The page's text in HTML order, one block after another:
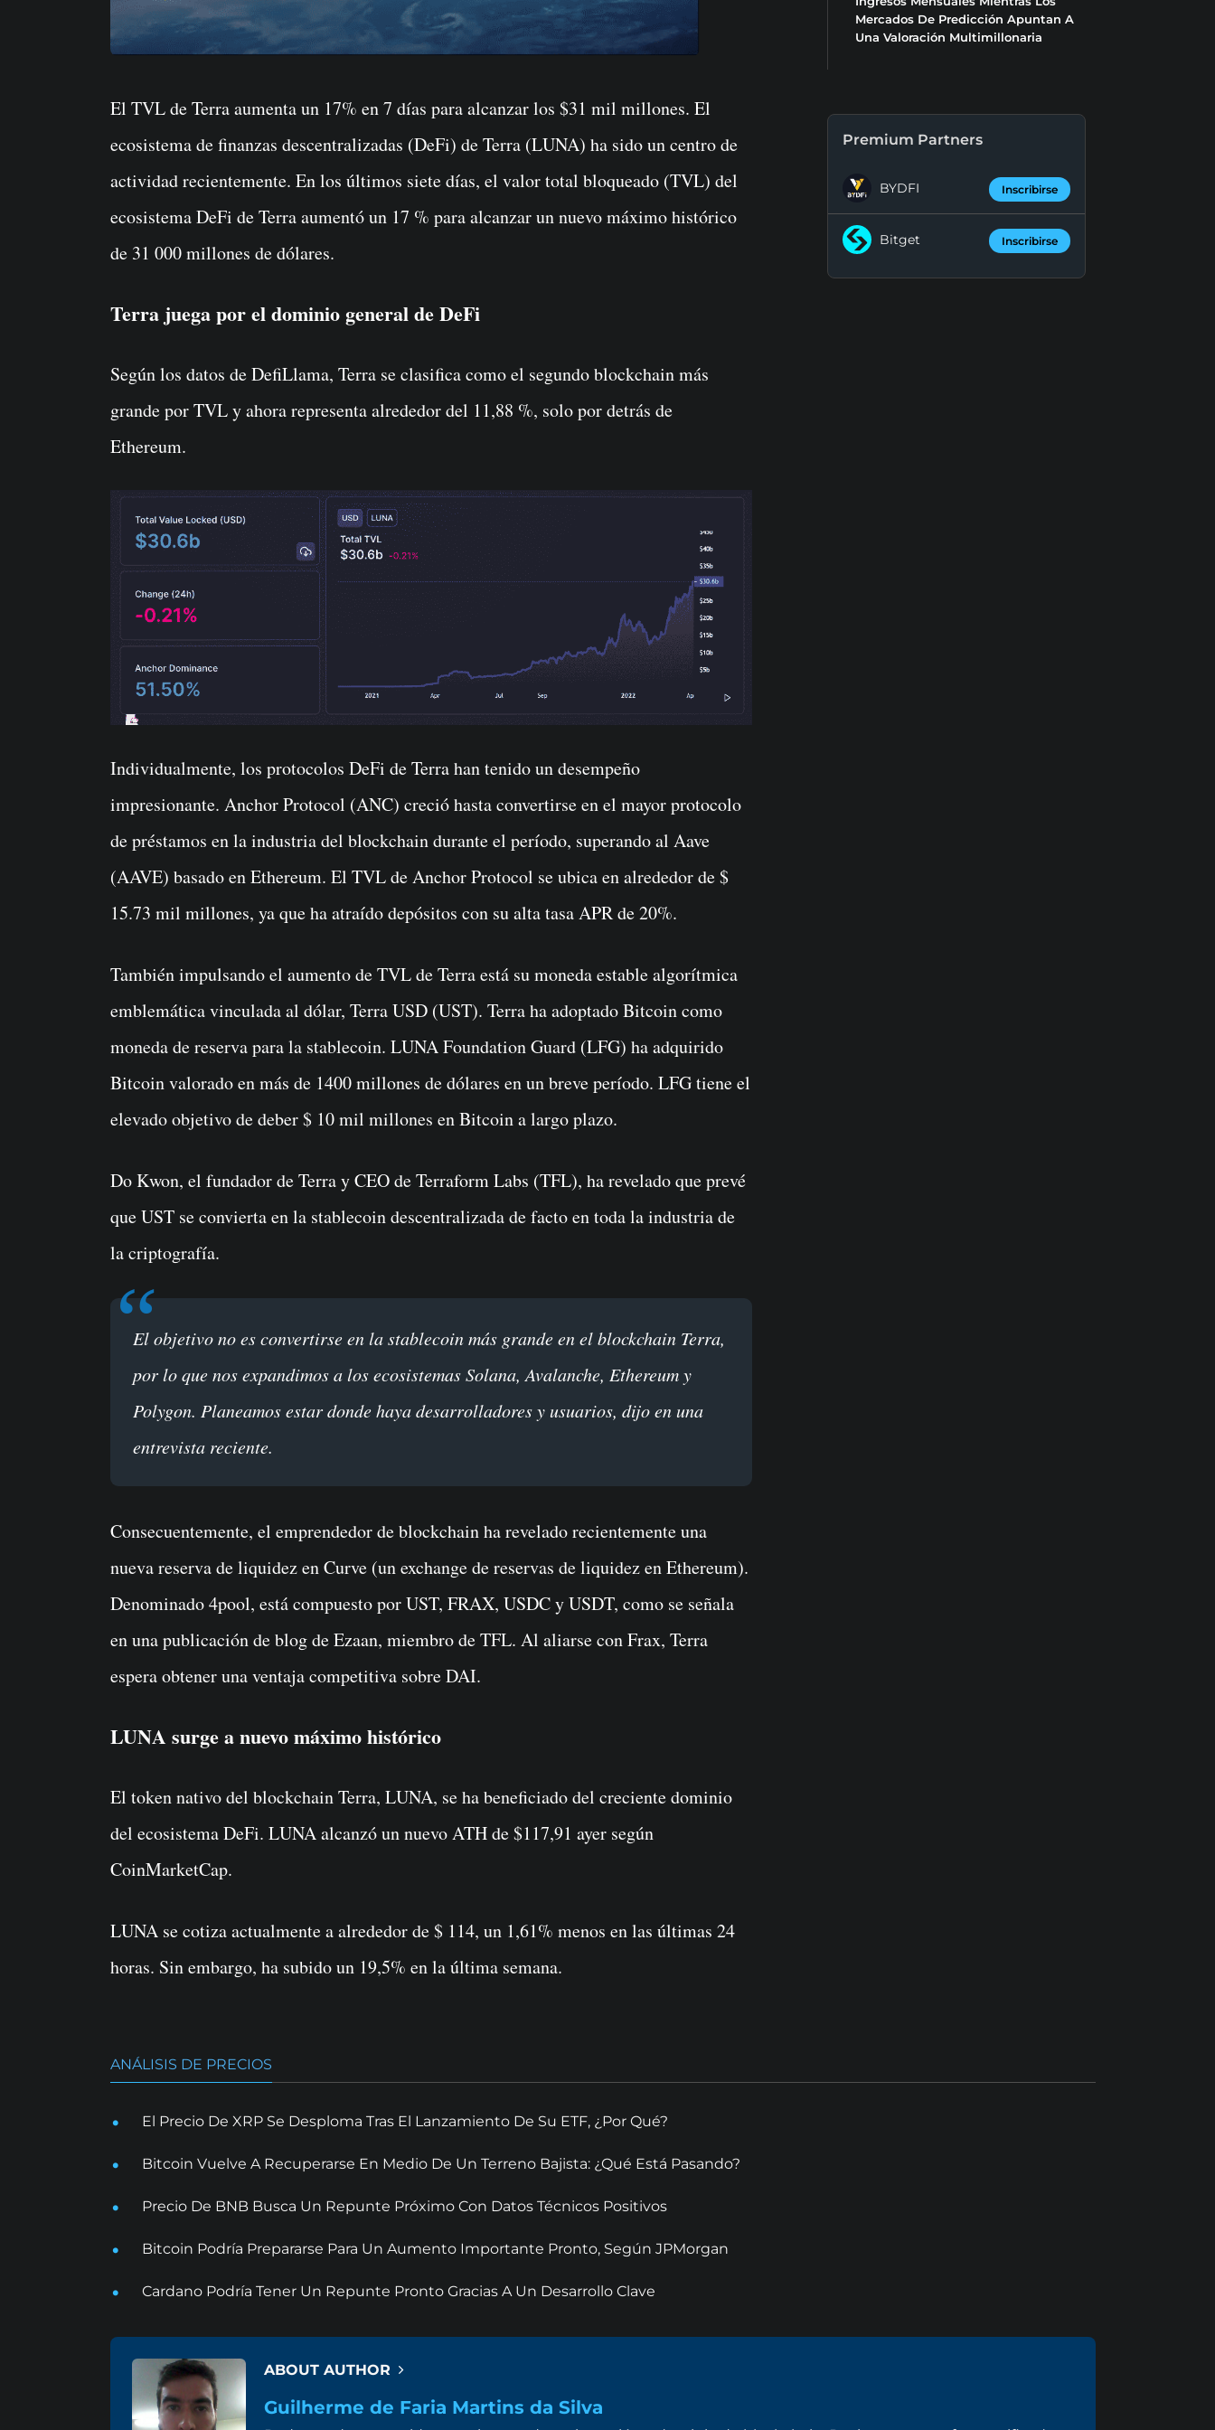
El TVL de Terra aumenta un 17% en 7 días para alcanzar los $31 mil millones. El
ecosistema de finanzas descentralizadas (DeFi) de Terra (LUNA) ha sido un centro de
actividad recientemente. En los últimos siete días, el valor total bloqueado (TVL) del
ecosistema DeFi de Terra aumentó un 17 % para alcanzar un nuevo máximo histórico
de 31 000 millones de dólares.
Terra juega por el dominio general de DeFi
Según los datos de DefiLlama, Terra se clasifica como el segundo blockchain más
grande por TVL y ahora representa alrededor del 11,88 %, solo por detrás de
Ethereum.
Individualmente, los protocolos DeFi de Terra han tenido un desempeño
impresionante. Anchor Protocol (ANC) creció hasta convertirse en el mayor protocolo
de préstamos en la industria del blockchain durante el período, superando al Aave
(AAVE) basado en Ethereum. El TVL de Anchor Protocol se ubica en alrededor de $
15.73 mil millones, ya que ha atraído depósitos con su alta tasa APR de 20%.
También impulsando el aumento de TVL de Terra está su moneda estable algorítmica
emblemática vinculada al dólar, Terra USD (UST). Terra ha adoptado Bitcoin como
moneda de reserva para la stablecoin. LUNA Foundation Guard (LFG) ha adquirido
Bitcoin valorado en más de 1400 millones de dólares en un breve período. LFG tiene el
elevado objetivo de deber $ 10 mil millones en Bitcoin a largo plazo.
Do Kwon, el fundador de Terra y CEO de Terraform Labs (TFL), ha revelado que prevé
que UST se convierta en la stablecoin descentralizada de facto en toda la industria de
la criptografía.
El objetivo no es convertirse en la stablecoin más grande en el blockchain Terra,
por lo que nos expandimos a los ecosistemas Solana, Avalanche, Ethereum y
Polygon. Planeamos estar donde haya desarrolladores y usuarios, dijo en una
entrevista reciente.
Consecuentemente, el emprendedor de blockchain ha revelado recientemente una
nueva reserva de liquidez en Curve (un exchange de reservas de liquidez en Ethereum).
Denominado 4pool, está compuesto por UST, FRAX, USDC y USDT, como se señala
en una publicación de blog de Ezaan, miembro de TFL. Al aliarse con Frax, Terra
espera obtener una ventaja competitiva sobre DAI.
LUNA surge a nuevo máximo histórico
El token nativo del blockchain Terra, LUNA, se ha beneficiado del creciente dominio
del ecosistema DeFi. LUNA alcanzó un nuevo ATH de $117,91 ayer según
CoinMarketCap.
LUNA se cotiza actualmente a alrededor de $ 114, un 1,61% menos en las últimas 24
horas. Sin embargo, ha subido un 19,5% en la última semana.
Mercados De Predicción Apuntan A
Una Valoración Multimillonaria
Premium Partners
BYDFI Inscribirse
Bitget Inscribirse
ANÁLISIS DE PRECIOS
El Precio De XRP Se Desploma Tras El Lanzamiento De Su ETF, ¿Por Qué?
Bitcoin Vuelve A Recuperarse En Medio De Un Terreno Bajista: ¿Qué Está Pasando?
Precio De BNB Busca Un Repunte Próximo Con Datos Técnicos Positivos
Bitcoin Podría Prepararse Para Un Aumento Importante Pronto, Según JPMorgan
Cardano Podría Tener Un Repunte Pronto Gracias A Un Desarrollo Clave
ABOUT AUTHOR
Guilherme de Faria Martins da Silva